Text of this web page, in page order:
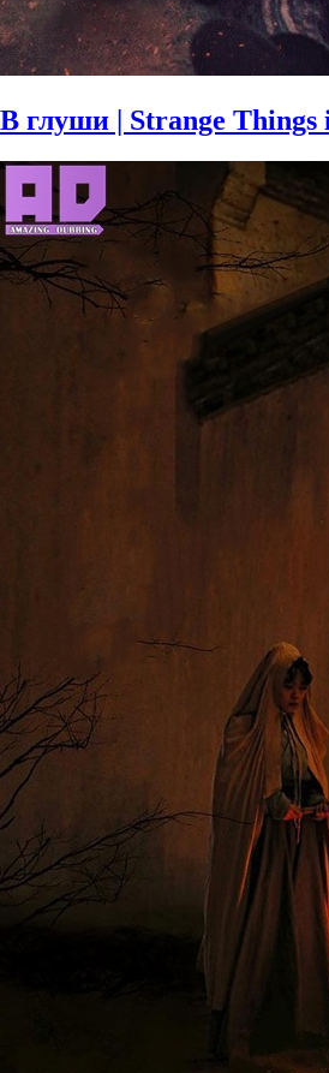
В глуши | Strange Things